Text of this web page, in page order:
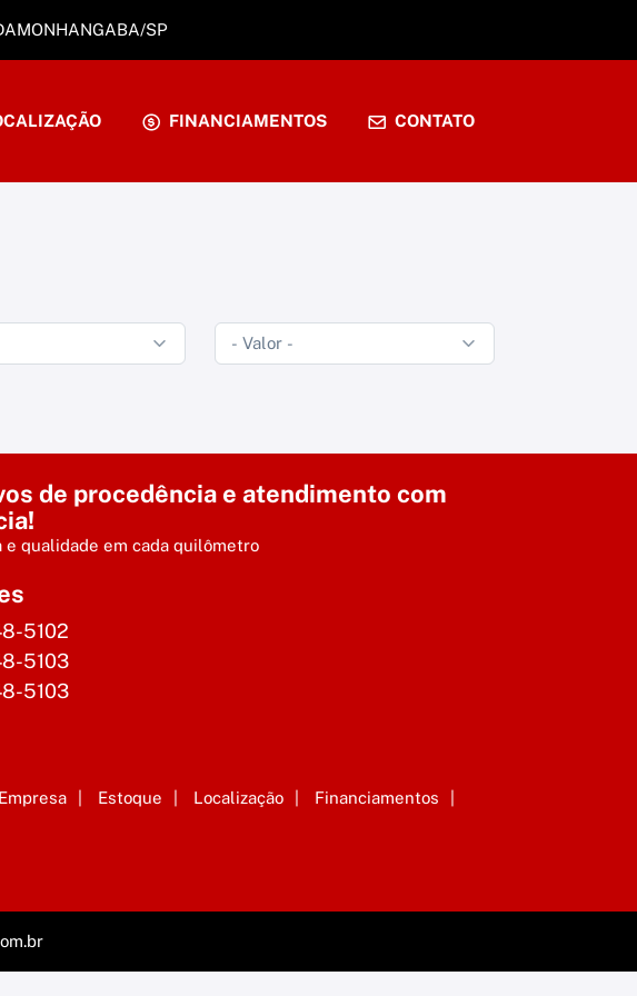
SP
FINANCIAMENTOS CONTATO
de procedência e atendimento com
e qualidade em cada quilômetro
5102
5103
5103
Estoque Localização
Financiamentos